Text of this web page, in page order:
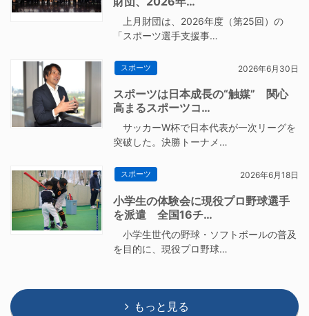
上月財団は、2026年度（第25回）の
「スポーツ選手支援事…
スポーツ 2026年6月30日
スポーツは日本成長の“触媒” 関心
高まるスポーツコ…
サッカーW杯で日本代表が一次リーグを
突破した。決勝トーナメ…
スポーツ 2026年6月18日
小学生の体験会に現役プロ野球選手
を派遣 全国16チ…
小学生世代の野球・ソフトボールの普及
を目的に、現役プロ野球…
もっと見る